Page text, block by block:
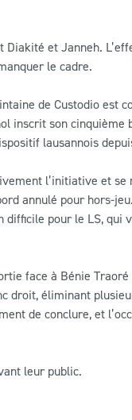
et Janneh.
le cadre.
de Custodio est
inscrit son cinquième
lausannois
l’initiative et se
annulé pour hors-
difficile pour le LS, qui
face à Bénie
droit, éliminant
de conclure, et
leur public.